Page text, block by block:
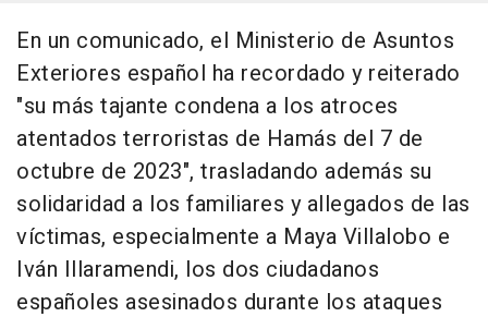
En un comunicado, el Ministerio de Asuntos
Exteriores español ha recordado y reiterado
"su más tajante condena a los atroces
atentados terroristas de Hamás del 7 de
octubre de 2023", trasladando además su
solidaridad a los familiares y allegados de las
víctimas, especialmente a Maya Villalobo e
Iván Illaramendi, los dos ciudadanos
españoles asesinados durante los ataques